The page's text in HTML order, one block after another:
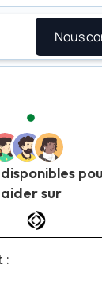
Nous
aider sur
: